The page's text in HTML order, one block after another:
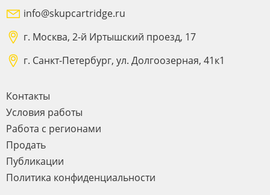
info@skupcartridge.ru
г. Москва, 2-й Иртышский проезд, 17
г. Санкт-Петербург, ул. Долгоозерная, 41к1
Контакты
Условия работы
Работа с регионами
Продать
Публикации
Политика конфиденциальности